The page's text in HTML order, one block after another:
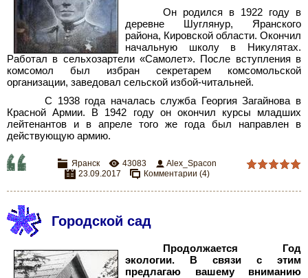
Он родился в 1922 году в
деревне Шуглянур, Яранского
района, Кировской области. Окончил
начальную школу в Никулятах.
Работал в сельхозартели «Самолет». После вступления в
комсомол был избран секретарем комсомольской
организации, заведовал сельской избой-читальней.
С 1938 года началась служба Георгия Загайнова в
Красной Армии. В 1942 году он окончил курсы младших
лейтенантов и в апреле того же года был направлен в
действующую армию.
Яранск 43083
Alex_Spacon
23.09.2017
Комментарии (4)
Городской сад
Продолжается Год
экологии. В связи с этим
предлагаю вашему вниманию